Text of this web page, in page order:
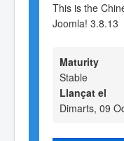
This is the
Joomla! 3.8.13
Maturity
Stable
Llançat el
Dimarts, 09